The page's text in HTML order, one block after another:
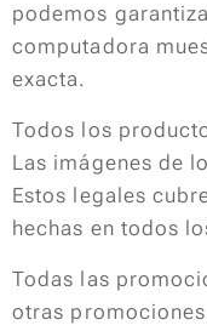
podemos
computadora
exacta.
Todos los
Las imágenes de
Estos legales
hechas en todos
Todas las
otras